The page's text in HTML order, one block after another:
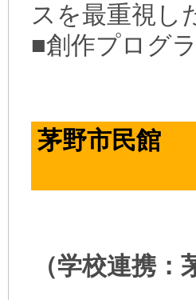
スを最重視し
■創作プログ
茅野市民館
（学校連携